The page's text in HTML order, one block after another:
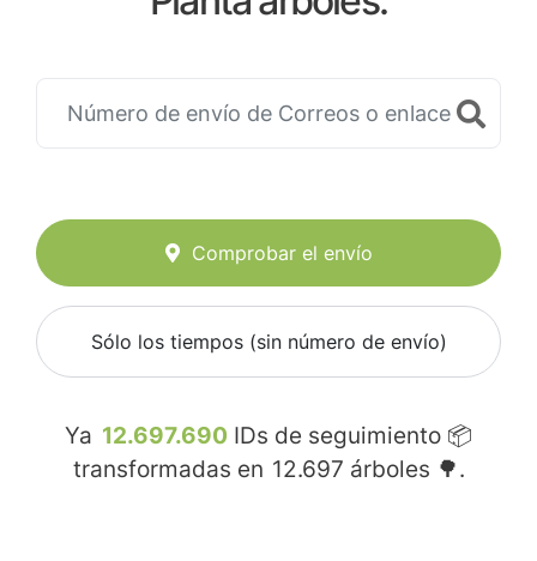
Comprobar el envío
Sólo los tiempos (sin número de envío)
Ya 12.697.690 IDs de seguimiento 📦
transformadas en 12.697 árboles 🌳.